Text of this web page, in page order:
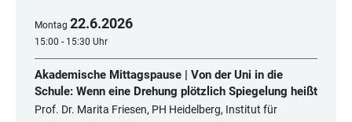
Montag 22.6.2026
15:00 - 15:30 Uhr
Akademische Mittagspause | Von der Uni in die
Schule: Wenn eine Drehung plötzlich Spiegelung heißt
Prof. Dr. Marita Friesen, PH Heidelberg, Institut für